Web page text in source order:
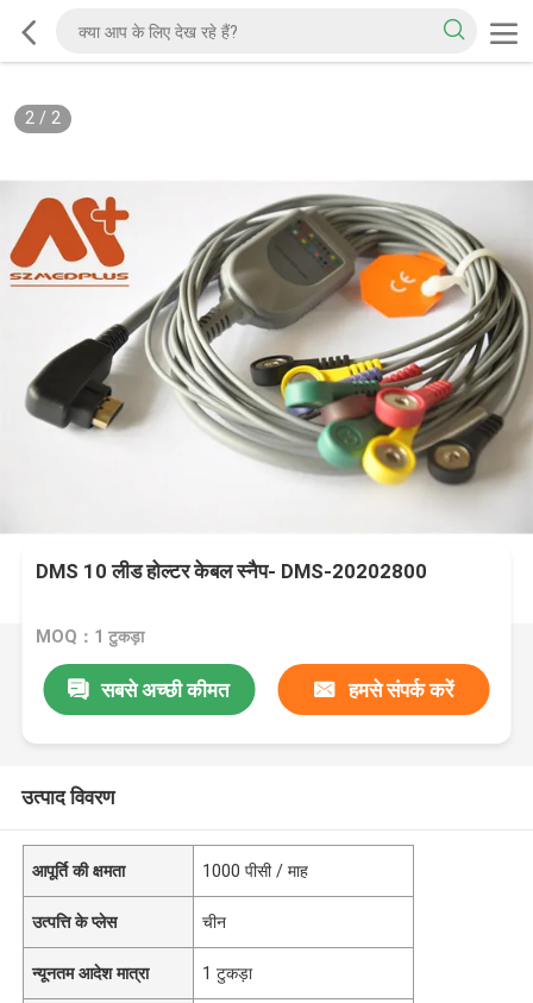
2/ 2
DMS 10 लीड होल्टर केबल स्नैप- DMS-20202800
MOQ：1 टुकड़ा
सबसे अच्छी कीमत हमसे संपर्क करें
उत्पाद विवरण
आपूर्ति की क्षमता 1000 पीसी / माह
उत्पत्ति के प्लेस चीन
न्यूनतम आदेश मात्रा 1 टुकड़ा